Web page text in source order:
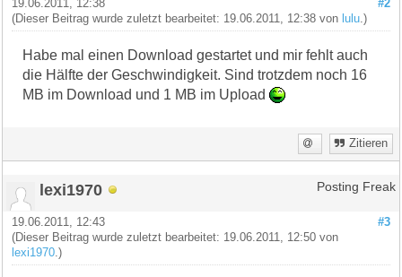
#2
19.06.2011, 12:38
(Dieser Beitrag wurde zuletzt bearbeitet: 19.06.2011, 12:38 von lulu .)
Habe mal einen Download gestartet und mir fehlt auch
die Hälfte der Geschwindigkeit. Sind trotzdem noch 16
MB im Download und 1 MB im Upload
Zitieren
lexi1970 Posting Freak
#3
19.06.2011, 12:43
(Dieser Beitrag wurde zuletzt bearbeitet: 19.06.2011, 12:50 von
lexi1970 .)